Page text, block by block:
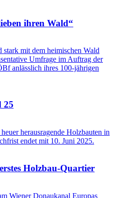
ihren Wald“
mit dem heimischen Wald
Umfrage im Auftrag der
anlässlich ihres 100-jährigen
25
herausragende Holzbauten in
endet mit 10. Juni 2025.
Holzbau-Quartier
Wiener Donaukanal Europas